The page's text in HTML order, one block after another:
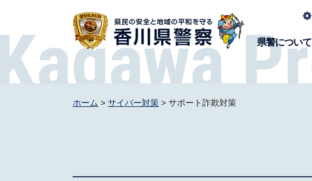
香川県警察
県警について
ホーム > サイバー対策 > サポート詐欺対策